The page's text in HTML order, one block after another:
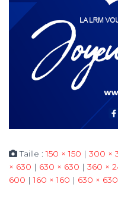
Taille :150 × 150 | 300 ×
× 630 | 630 × 630 | 360 ×
600 | 160 × 160 | 630 × 630